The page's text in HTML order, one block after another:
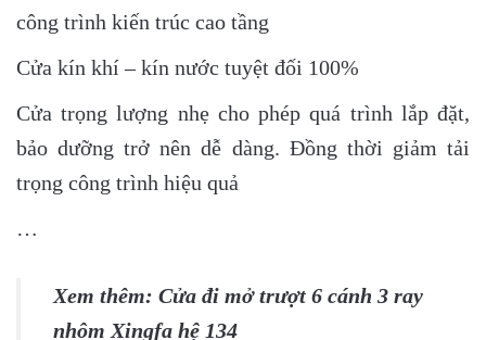
công trình kiến trúc cao tầng
Cửa kín khí – kín nước tuyệt đối 100%
Cửa trọng lượng nhẹ cho phép quá trình lắp đặt,
bảo dưỡng trở nên dễ dàng. Đồng thời giảm tải
trọng công trình hiệu quả
…
Xem thêm: Cửa đi mở trượt 6 cánh 3 ray
nhôm Xingfa hệ 134